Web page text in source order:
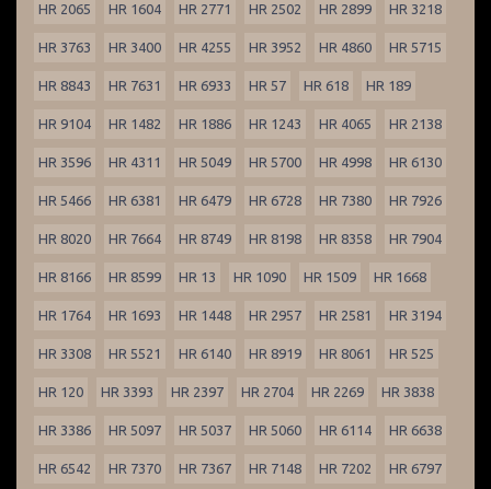
HR 2065 HR 1604 HR 2771 HR 2502 HR 2899 HR 3218
HR 3763 HR 3400 HR 4255 HR 3952 HR 4860 HR 5715
HR 8843 HR 7631 HR 6933 HR 57 HR 618 HR 189
HR 9104 HR 1482 HR 1886 HR 1243 HR 4065 HR 2138
HR 3596 HR 4311 HR 5049 HR 5700 HR 4998 HR 6130
HR 5466 HR 6381 HR 6479 HR 6728 HR 7380 HR 7926
HR 8020 HR 7664 HR 8749 HR 8198 HR 8358 HR 7904
HR 8166 HR 8599 HR 13 HR 1090 HR 1509 HR 1668
HR 1764 HR 1693 HR 1448 HR 2957 HR 2581 HR 3194
HR 3308 HR 5521 HR 6140 HR 8919 HR 8061 HR 525
HR 120 HR 3393 HR 2397 HR 2704 HR 2269 HR 3838
HR 3386 HR 5097 HR 5037 HR 5060 HR 6114 HR 6638
HR 6542 HR 7370 HR 7367 HR 7148 HR 7202 HR 6797